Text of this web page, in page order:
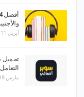
أبريل 11, 2025
تحميل
مارس 18, 2025